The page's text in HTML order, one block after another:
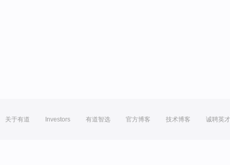
关于有道 Investors 有道智选 官方博客 技术博客 诚聘英才